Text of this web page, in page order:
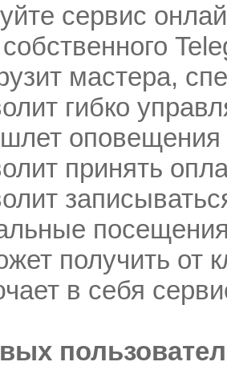
сервис
мастера,
гибко
оповещения
принять
получить от
в себя